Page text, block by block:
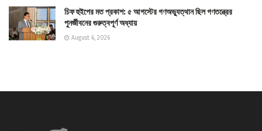
চিফ হুইপের মত প্রকাশ: ৫ আগস্টের গণঅভ্যুত্থান ছিল গণতন্ত্রের
পুনর্জীবনের গুরুত্বপূর্ণ অধ্যায়
August 6, 2026